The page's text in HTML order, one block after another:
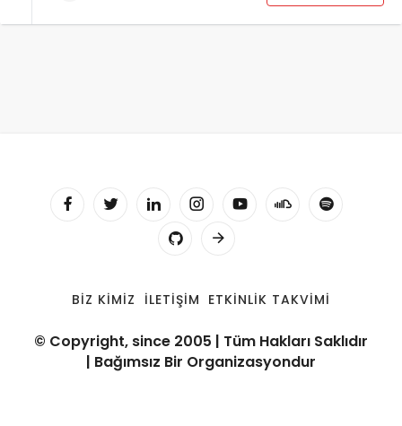
BIZ KIMIZ İLETIŞIM ETKINLIK TAKVIMI
© Copyright, since 2005 | Tüm Hakları Saklıdır
| Bağımsız Bir Organizasyondur